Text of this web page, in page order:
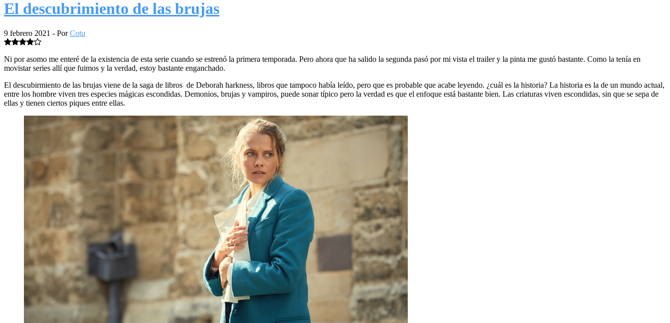
El descubrimiento de las brujas
9 febrero 2021 - PorCotu
Ni por asomo me enteré de la existencia de esta serie cuando se estrenó la primera temporada. Pero ahora que ha salido la segunda pasó por mi vista el trailer y la pinta me gustó bastante. Como la tenía en
movistar series allí que fuimos y la verdad, estoy bastante enganchado.
El descubirmiento de las brujas viene de la saga de libros de Deborah harkness, libros que tampoco había leído, pero que es probable que acabe leyendo. ¿cuál es la historia? La historia es la de un mundo actual,
entre los hombre viven tres especies mágicas escondidas. Demonios, brujas y vampiros, puede sonar típico pero la verdad es que el enfoque está bastante bien. Las criaturas viven escondidas, sin que se sepa de
ellas y tienen ciertos piques entre ellas.